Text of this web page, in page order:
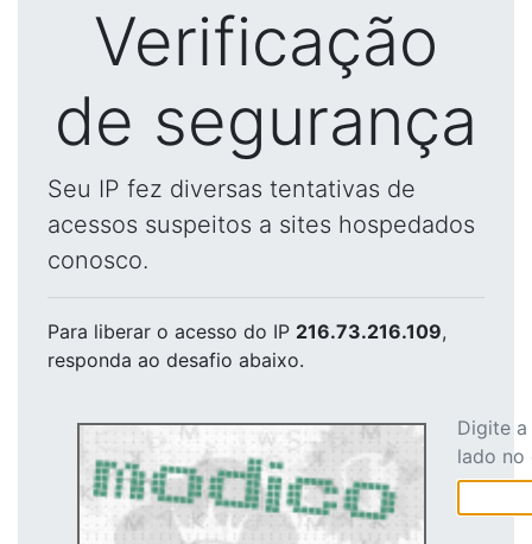
Verificação
de segurança
Seu IP fez diversas tentativas de
acessos suspeitos a sites hospedados
conosco.
Para liberar o acesso do IP 216.73.216.109,
responda ao desafio abaixo.
Digite
lado no